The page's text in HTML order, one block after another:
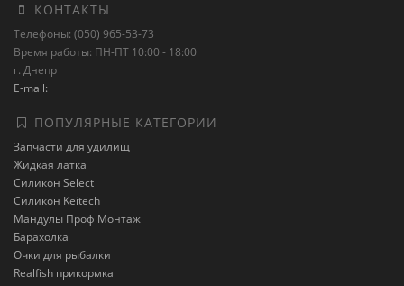
КОНТАКТЫ
Телефоны: (050) 965-53-73
Время работы: ПН-ПТ 10:00 - 18:00
г. Днепр
E-mail:
ПОПУЛЯРНЫЕ КАТЕГОРИИ
Запчасти для удилищ
Жидкая латка
Силикон Select
Силикон Keitech
Мандулы Проф Монтаж
Барахолка
Очки для рыбалки
Realfish прикормка